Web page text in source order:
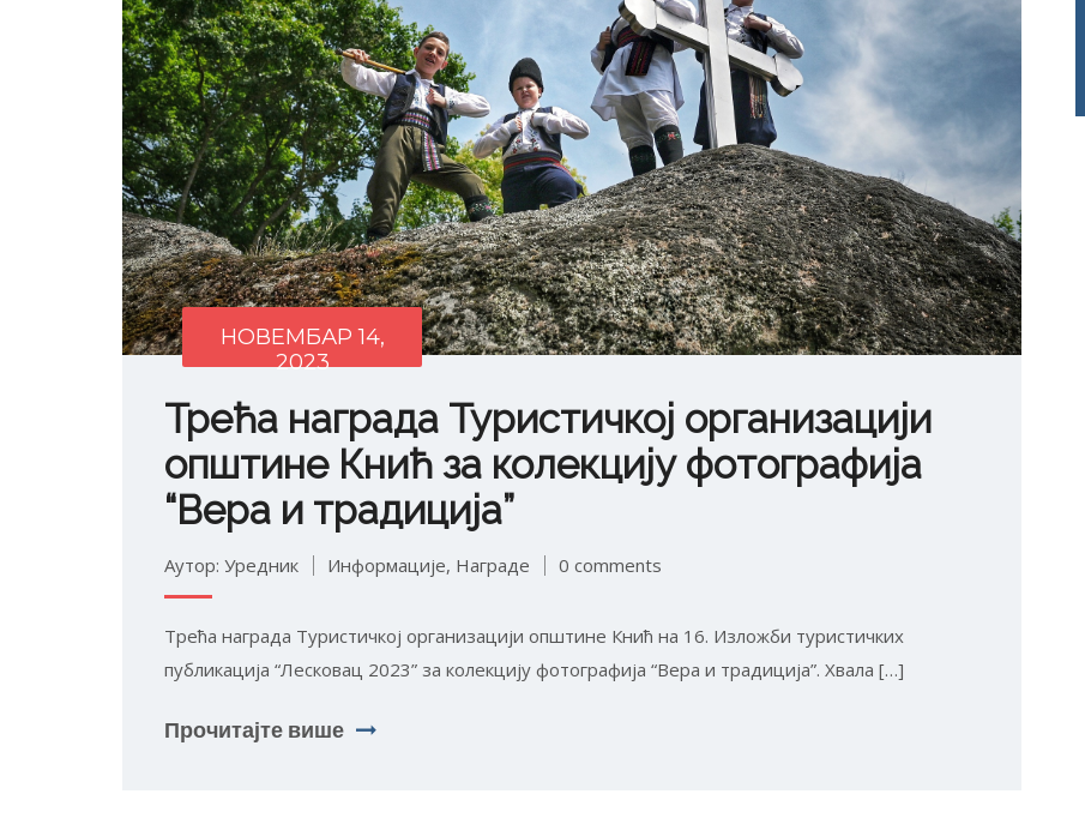
НОВЕМБАР 14,
2023
Трећа награда Туристичкој организацији
општине Кнић за колекцију фотографија
“Вера и традиција”
Аутор: Уредник Информације, Награде 0 comments
Трећа награда Туристичкој организацији општине Кнић на 16. Изложби туристичких
публикација “Лесковац 2023” за колекцију фотографија “Вера и традиција”. Хвала […]
Прочитајте више